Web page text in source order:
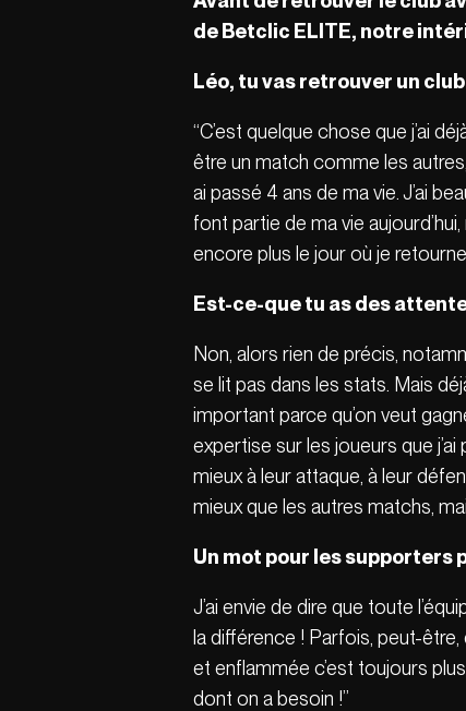
de Betclic ELITE, notre
Léo, tu vas retrouver un
“C’est quelque chose que j’ai
être un match comme les
ai passé 4 ans de ma vie. J’ai
font partie de ma vie
encore plus le jour où je
Est-ce-que tu as des
Non, alors rien de précis,
se lit pas dans les stats. Mais
important parce qu’on veut
expertise sur les joueurs que
mieux à leur attaque, à leur
mieux que les autres matchs,
Un mot pour les
J’ai envie de dire que toute
la différence ! Parfois, peut-être,
et enflammée c’est toujours
dont on a besoin !”